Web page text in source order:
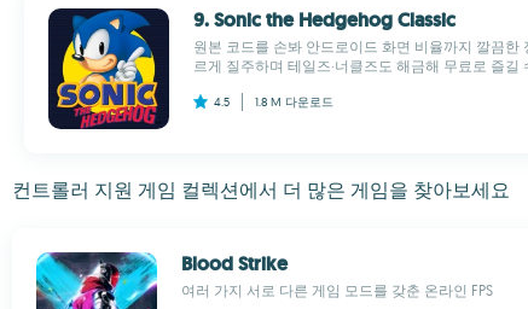
9. Sonic the Hedgehog Classic
원본 코드를 손봐 안드로이드 화면 비율까지 깔끔
르게 질주하며 테일즈·너클즈도 해금해 무료로 즐길
4.5 1.8 M 다운로드
컨트롤러 지원 게임 컬렉션에서 더 많은 게임을 찾아보세요
Blood Strike
여러 가지 서로 다른 게임 모드를 갖춘 온라인 FPS